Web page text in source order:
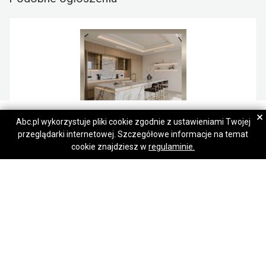
Napisz wiadomość
Napisz wiadomość
Abc.pl wykorzystuje pliki cookie zgodnie z ustawieniami Twojej
przeglądarki internetowej. Szczegółowe informacje na temat
cookie znajdziesz w regulaminie.
×